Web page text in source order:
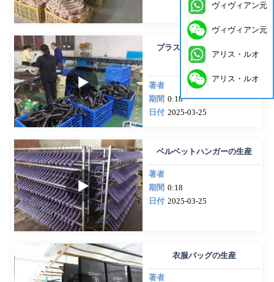
プラスチック製ハンガーの
生産
著者
期間 0:18
日付 2025-03-25
ベルベットハンガーの生産
著者
期間 0:18
日付 2025-03-25
衣服バッグの生産
著者
ヴィヴィアン元
ヴィヴィアン元
アリス・ルオ
アリス・ルオ